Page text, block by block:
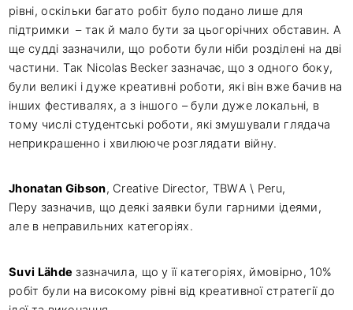
рівні, оскільки багато робіт було подано лише для
підтримки – так й мало бути за цьогорічних обставин. А
ще судді зазначили, що роботи були ніби розділені на дві
частини. Так Nicolas Becker зазначає, що з одного боку,
були великі і дуже креативні роботи, які він вже бачив на
інших фестивалях, а з іншого – були дуже локальні, в
тому числі студентські роботи, які змушували глядача
неприкрашенно і хвилююче розглядати війну.
Jhonatan Gibson, Creative Director, TBWA \ Peru,
Перу зазначив, що деякі заявки були гарними ідеями,
але в неправильних категоріях.
Suvi Lähde зазначила, що у її категоріях, ймовірно, 10%
робіт були на високому рівні від креативної стратегії до